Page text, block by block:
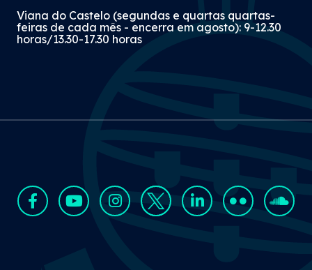
Viana do Castelo (segundas e quartas quartas-
feiras de cada mês - encerra em agosto): 9-12.30
horas/13.30-17.30 horas